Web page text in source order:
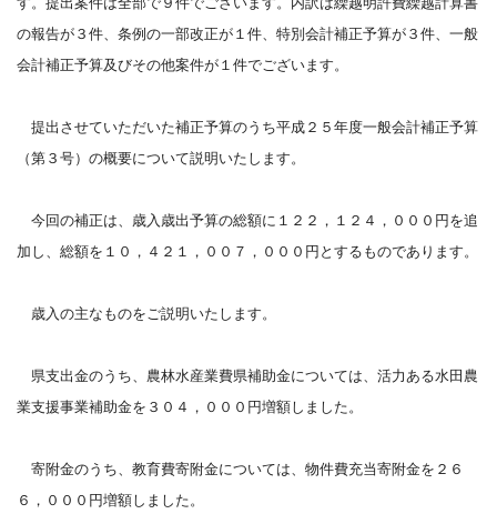
の報告が３件、条例の一部改正が１件、特別会計補正予算が３件、一般
会計補正予算及びその他案件が１件でございます。
提出させていただいた補正予算のうち平成２５年度一般会計補正予算
（第３号）の概要について説明いたします。
今回の補正は、歳入歳出予算の総額に１２２，１２４，０００円を追
加し、総額を１０，４２１，００７，０００円とするものであります。
歳入の主なものをご説明いたします。
県支出金のうち、農林水産業費県補助金については、活力ある水田農
業支援事業補助金を３０４，０００円増額しました。
寄附金のうち、教育費寄附金については、物件費充当寄附金を２６
６，０００円増額しました。